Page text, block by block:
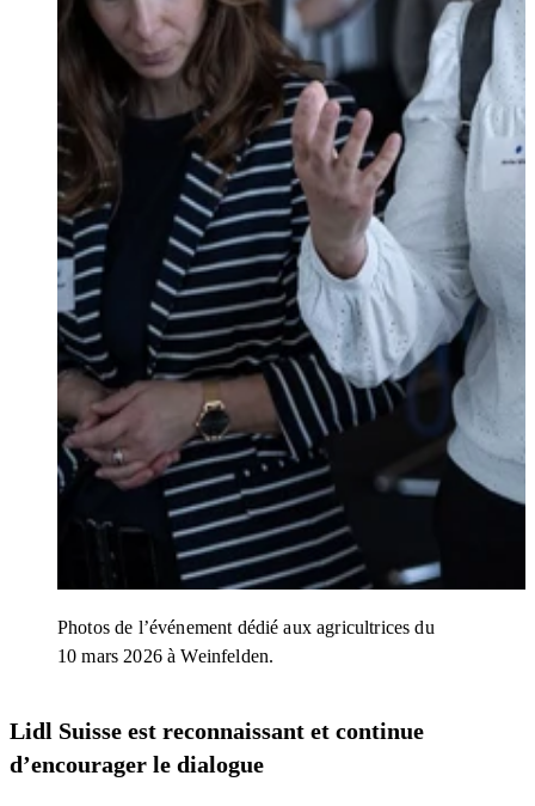
Photos de l’événement dédié aux agricultrices du
10 mars 2026 à Weinfelden.
Lidl Suisse est reconnaissant et continue
d’encourager le dialogue